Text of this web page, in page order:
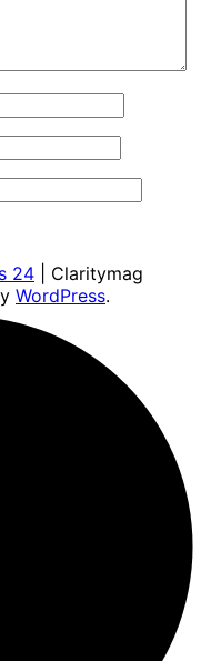
24 | Claritymag
WordPress.